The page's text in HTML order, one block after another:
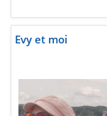
Evy et moi